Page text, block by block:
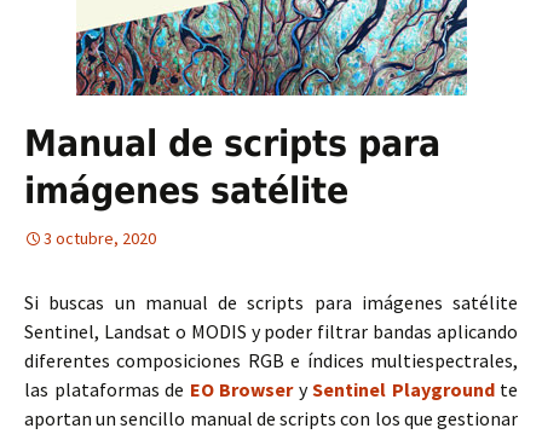
Manual de scripts para
imágenes satélite
3 octubre, 2020
Si buscas un manual de scripts para imágenes satélite
Sentinel, Landsat o MODIS y poder filtrar bandas aplicando
diferentes composiciones RGB e índices multiespectrales,
las plataformas de EO Browser ySentinel Playground te
aportan un sencillo manual de scripts con los que gestionar